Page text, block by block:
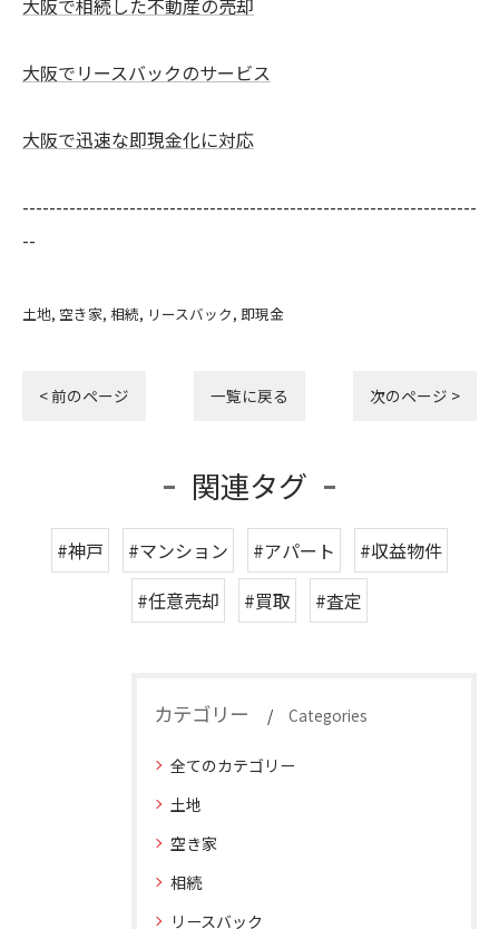
大阪で相続した不動産の売却
大阪でリースバックのサービス
大阪で迅速な即現金化に対応
--------------------------------------------------------------------
--
土地 空き家 相続 リースバック 即現金
< 前のページ 一覧に戻る 次のページ >
関連タグ
#神戸 #マンション #アパート
#収益物件
#任意売却
#買取 #査定
カテゴリー Categories
全てのカテゴリー
土地
空き家
相続
リースバック